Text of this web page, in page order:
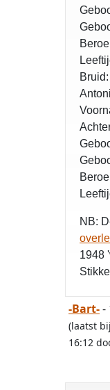
NB:
1948
-Bart--
(laatst
16:12